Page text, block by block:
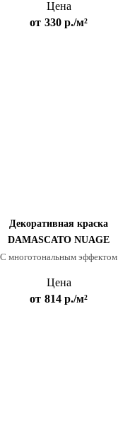
Цена
от 330 р./м²
Декоративная краска
DAMASCATO NUAGE
С многотональным эффектом
Цена
от 814 р./м²